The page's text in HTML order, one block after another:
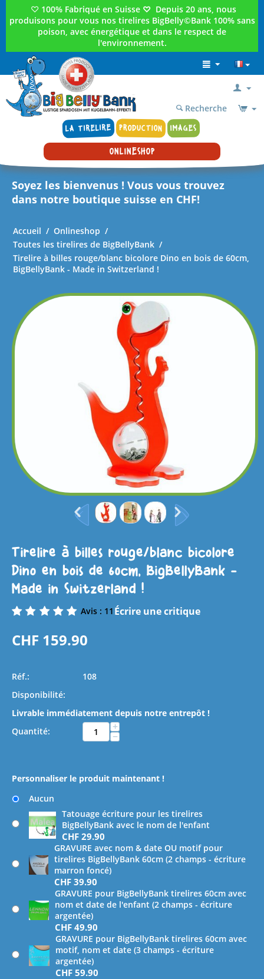
♡ 100% Fabriqué en Suisse ♡ Depuis 20 ans, nous
produisons pour vous nos tirelires BigBelly©Bank 100% sans
poison, avec énergétique et dans le respect de
l'environnement.
LA TIRELIRE PRODUCTION IMAGES
Recherche
ONLINESHOP
Soyez les bienvenus ! Vous vous trouvez
dans notre boutique suisse en CHF!
Accueil / Onlineshop /
Toutes les tirelires de BigBellyBank /
Tirelire à billes rouge/blanc bicolore Dino en bois de 60cm,
BigBellyBank - Made in Switzerland !
Tirelire à billes rouge/blanc bicolore
Dino en bois de 60cm, BigBellyBank -
Made in Switzerland !
Avis : 11 Écrire une critique
CHF 159.90
Réf.:
108
Disponibilité:
Livrable immédiatement depuis notre entrepôt !
Quantité:
+
−
Personnaliser le produit maintenant !
Aucun
Tatouage écriture pour les tirelires
BigBellyBank avec le nom de l'enfant
CHF 29.90
GRAVURE avec nom & date OU motif pour
tirelires BigBellyBank 60cm (2 champs - écriture
marron foncé)
CHF 39.90
GRAVURE pour BigBellyBank tirelires 60cm avec
nom et date de l'enfant (2 champs - écriture
argentée)
CHF 49.90
GRAVURE pour BigBellyBank tirelires 60cm avec
motif, nom et date (3 champs - écriture
argentée)
CHF59.90